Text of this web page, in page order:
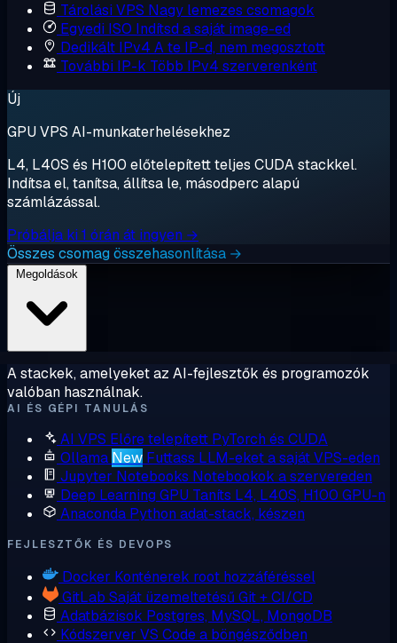
Tárolási VPS Nagy lemezes csomagok
Egyedi ISO Indítsd a saját image-ed
Dedikált IPv4 A te IP-d, nem megosztott
További IP-k Több IPv4 szerverenként
Új
GPU VPS AI-munkaterhelésekhez
L4, L40S és H100 előtelepített teljes CUDA stackkel.
Indítsa el, tanítsa, állítsa le, másodperc alapú
számlázással.
Próbálja ki 1 órán át ingyen →
Összes csomag összehasonlítása →
A stackek, amelyeket az AI-fejlesztők és programozók
valóban használnak.
AI ÉS GÉPI TANULÁS
AI VPS Előre telepített PyTorch és CUDA
Ollama New Futtass LLM-eket a saját VPS-eden
Jupyter Notebooks Notebookok a szervereden
Deep Learning GPU Taníts L4, L40S, H100 GPU-n
Anaconda Python adat-stack, készen
FEJLESZTŐK ÉS DEVOPS
Docker Konténerek root hozzáféréssel
GitLab Saját üzemeltetésű Git + CI/CD
Adatbázisok Postgres, MySQL, MongoDB
Kódszerver VS Code a böngésződben